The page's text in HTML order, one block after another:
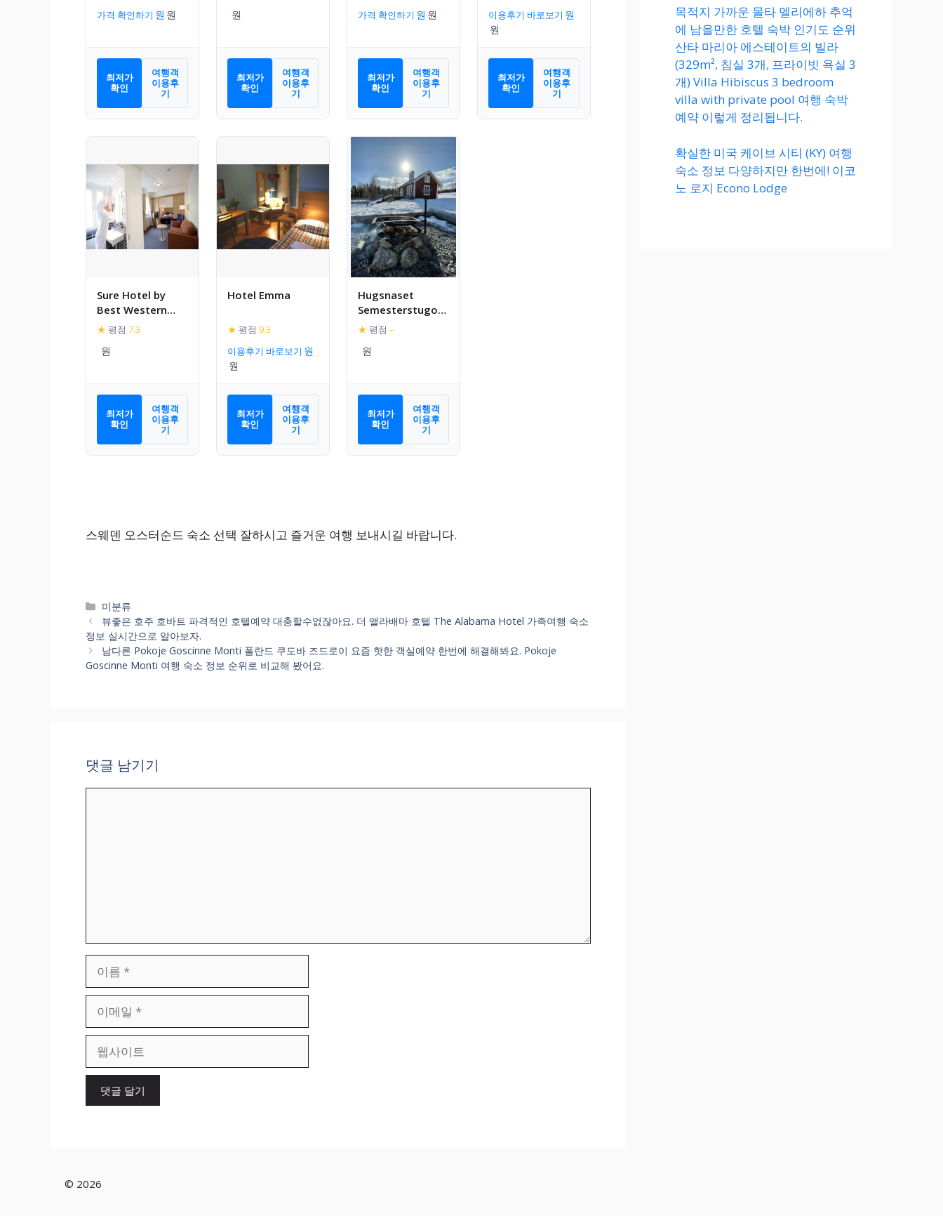
가격 확인하기
최저가
확인
여행객
이용후
기
최저가
확인
여행객
이용후
기
가격 확인하기
최저가
확인
여행객
이용후
기
이용후기 바로보기
최저가
확인
여행객
이용후
기
Sure Hotel by
Best Western
Algen
★ 평점 7.3
최저가
확인
여행객
이용후
기
Hotel Emma
★ 평점 9.3
이용후기 바로보기
최저가
확인
여행객
이용후
기
Hugsnaset
Semesterstugor
och Fiske
★ 평점 –
최저가
확인
여행객
이용후
기
스웨덴 오스터순드 숙소 선택 잘하시고 즐거운 여행 보내시길 바랍니다.
카
테
고
리
미분류
뷰좋은 호주 호바트 파격적인 호텔예약 대충할수없잖아요. 더 앨라배마 호텔 The Alabama Hotel 가족여행 숙소
정보 실시간으로 알아보자.
남다른 Pokoje Goscinne Monti 폴란드 쿠도바 즈드로이 요즘 핫한 객실예약 한번에 해결해봐요. Pokoje
Goscinne Monti 여행 숙소 정보 순위로 비교해 봤어요.
댓글 남기기
일
이
목적지 가까운 몰타 멜리에하 추억
에 남을만한 호텔 숙박 인기도 순위
산타 마리아 에스테이트의 빌라
(329m², 침실 3개, 프라이빗 욕실 3
개) Villa Hibiscus 3 bedroom
villa with private pool 여행 숙박
예약 이렇게 정리됩니다.
확실한 미국 케이브 시티 (KY) 여행
숙소 정보 다양하지만 한번에! 이코
노 로지 Econo Lodge
© 2026